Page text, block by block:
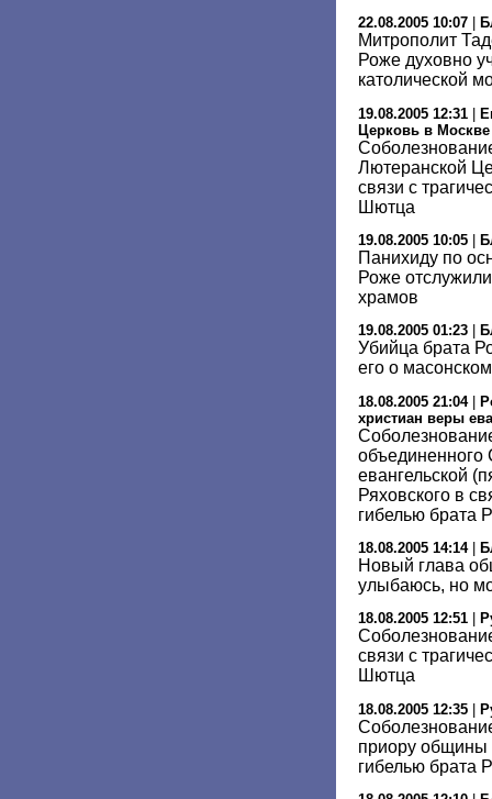
22.08.2005 10:07
Митрополит
Роже духовно
католической
19.08.2005 12:31 |
Церковь в Москве
Лютеранской
связи с
Шютца
19.08.2005 10:05
Панихиду по
Роже
храмов
19.08.2005 01:23
Убийца брата
его о
18.08.2005 21:04|
христиан веры
объединенного
евангельской
Ряховского в
гибелью брата
18.08.2005 14:14|
Новый глава
улыбаюсь, но
18.08.2005 12:51
связи с
Шютца
18.08.2005 12:35 |
приору общины
гибелью брата